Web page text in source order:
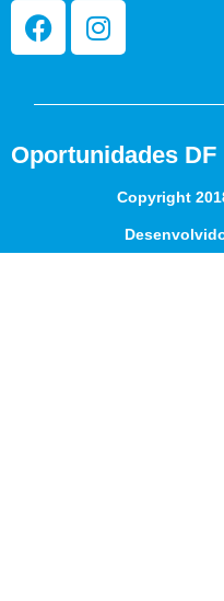
Oportunidades DF
Copyright